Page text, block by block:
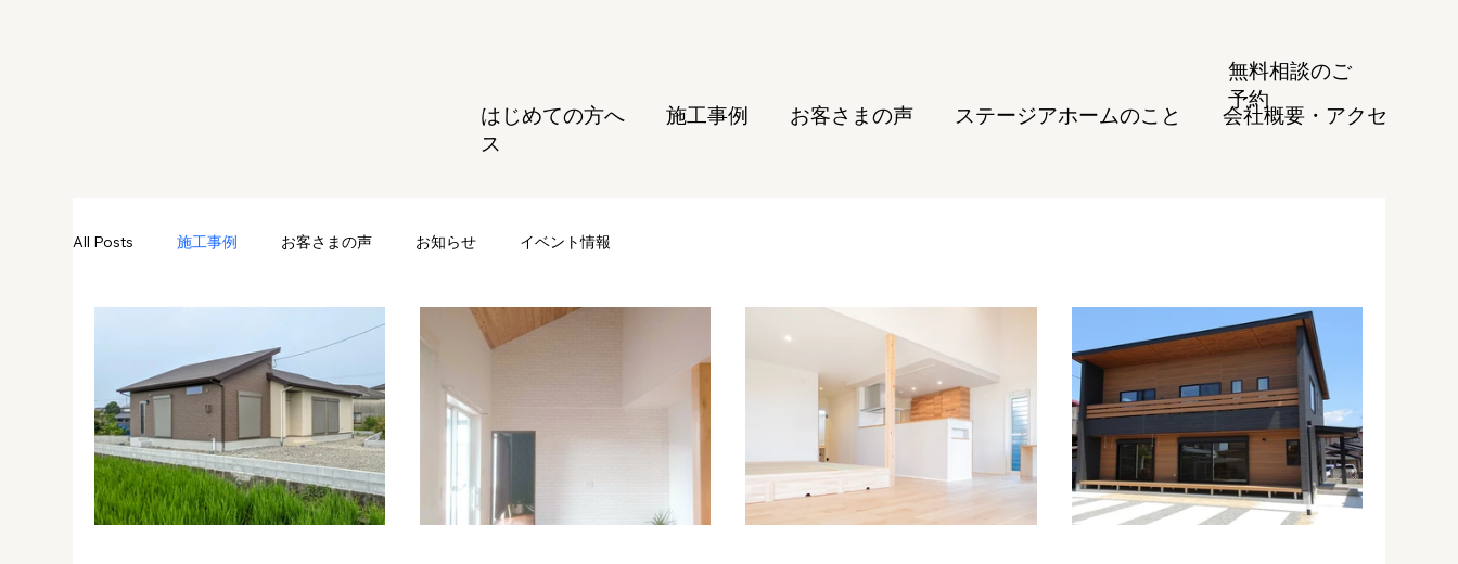
無料相談のご
予約
はじめての方へ 施工事例 お客さまの声 ステージアホームのこと
会社概要・アクセ
ス
All Posts 施工事例 お客さまの声 お知らせ イベント情報